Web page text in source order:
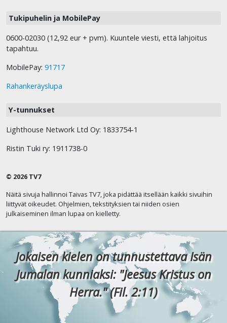
Tukipuhelin ja MobilePay
0600-02030 (12,92 eur + pvm). Kuuntele viesti, että lahjoitus
tapahtuu.
MobilePay: 91717
Rahankeräyslupa
Y-tunnukset
Lighthouse Network Ltd Oy: 1833754-1
Ristin Tuki ry: 1911738-0
© 2026 TV7
Näitä sivuja hallinnoi Taivas TV7, joka pidättää itsellään kaikki sivuihin
liittyvät oikeudet. Ohjelmien, tekstityksien tai niiden osien
julkaiseminen ilman lupaa on kielletty.
Jokaisen kielen on tunnustettava Isän
Jumalan kunniaksi: "Jeesus Kristus on
Herra." (Fil. 2:11)